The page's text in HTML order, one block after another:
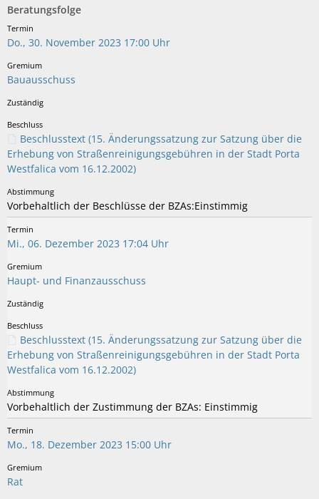
Beratungsfolge
Do., 30. November 2023 17:00 Uhr
Bauausschuss
Beschlusstext (15. Änderungssatzung zur Satzung über die
Erhebung von Straßenreinigungsgebühren in der Stadt Porta
Westfalica vom 16.12.2002)
Vorbehaltlich der Beschlüsse der BZAs:Einstimmig
Mi., 06. Dezember 2023 17:04 Uhr
Haupt- und Finanzausschuss
Beschlusstext (15. Änderungssatzung zur Satzung über die
Erhebung von Straßenreinigungsgebühren in der Stadt Porta
Westfalica vom 16.12.2002)
Vorbehaltlich der Zustimmung der BZAs: Einstimmig
Mo., 18. Dezember 2023 15:00 Uhr
Rat